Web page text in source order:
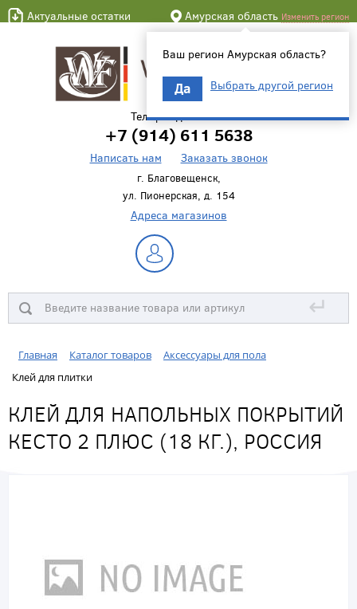
Актуальные остатки Амурская область Изменить регион
Ваш регион Амурская область?
Да Выбрать другой регион
Телефон для связи
+7 (914) 611 5638
Написать нам Заказать звонок
г. Благовещенск,
ул. Пионерская, д. 154
Адреса магазинов
↵
Главная Каталог товаров
Аксессуары для пола
Клей для плитки
КЛЕЙ ДЛЯ НАПОЛЬНЫХ ПОКРЫТИЙ
КЕСТО 2 ПЛЮС (18 КГ.), РОССИЯ